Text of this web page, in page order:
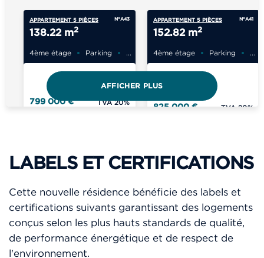
N°A43
APPARTEMENT 5 PIÈCES
138.22 m2
4ème étage Parking ...
799 000 € TVA 20%
N°A41
APPARTEMENT 5 PIÈCES
152.82 m2
4ème étage Parking ...
825 000 €
TVA 20%
179 m2
RDC
377 m2
RDC
AFFICHER PLUS
LABELS ET CERTIFICATIONS
Cette nouvelle résidence bénéficie des labels et
certifications suivants garantissant des logements
conçus selon les plus hauts standards de qualité,
de performance énergétique et de respect de
l'environnement.